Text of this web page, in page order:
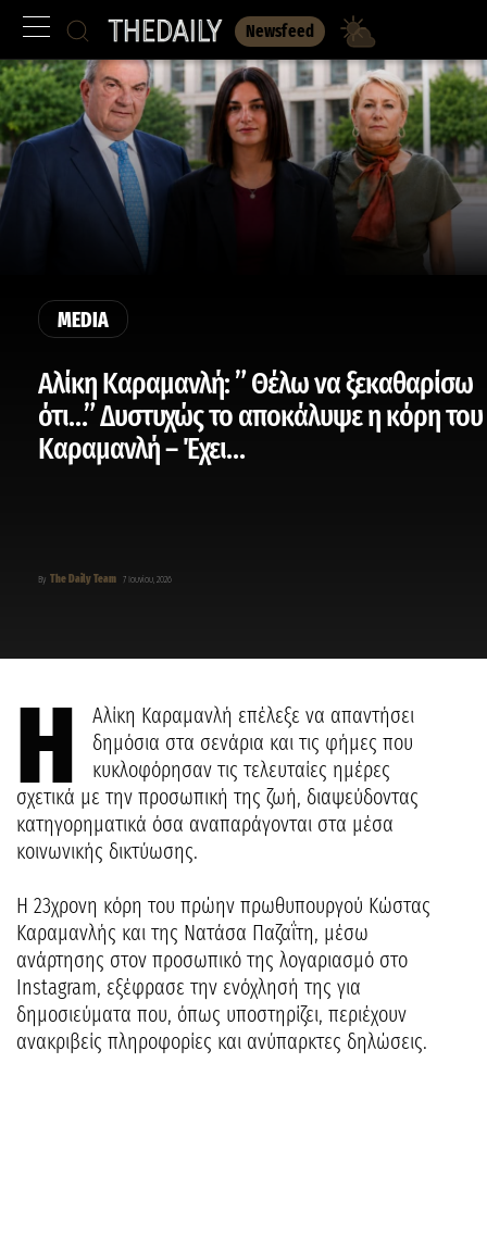
Newsfeed
MEDIA
Αλίκη Καραμανλή: ” Θέλω να ξεκαθαρίσω
ότι…” Δυστυχώς το αποκάλυψε η κόρη του
Καραμανλή – Έχει…
By The Daily Team 7 Ιουνίου, 2026
Η
Αλίκη Καραμανλή επέλεξε να απαντήσει
δημόσια στα σενάρια και τις φήμες που
κυκλοφόρησαν τις τελευταίες ημέρες
σχετικά με την προσωπική της ζωή, διαψεύδοντας
κατηγορηματικά όσα αναπαράγονται στα μέσα
κοινωνικής δικτύωσης.
Η 23χρονη κόρη του πρώην πρωθυπουργού Κώστας
Καραμανλής και της Νατάσα Παζαΐτη, μέσω
ανάρτησης στον προσωπικό της λογαριασμό στο
Instagram, εξέφρασε την ενόχλησή της για
δημοσιεύματα που, όπως υποστηρίζει, περιέχουν
ανακριβείς πληροφορίες και ανύπαρκτες δηλώσεις.